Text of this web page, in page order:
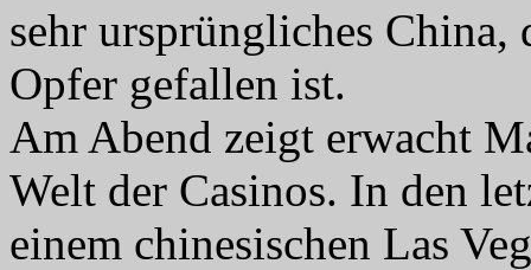
sehr ursprüngliches China,
Opfer gefallen ist.
Am Abend zeigt erwacht
Welt der Casinos. In den
einem chinesischen Las